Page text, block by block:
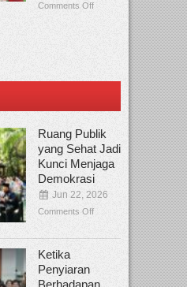
Comments Off
Ruang Publik
yang Sehat Jadi
Kunci Menjaga
Demokrasi
Jun 22, 2026
Comments Off
Ketika
Penyiaran